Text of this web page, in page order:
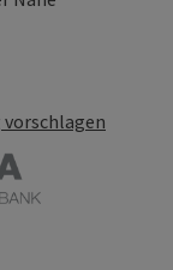
vorschlagen